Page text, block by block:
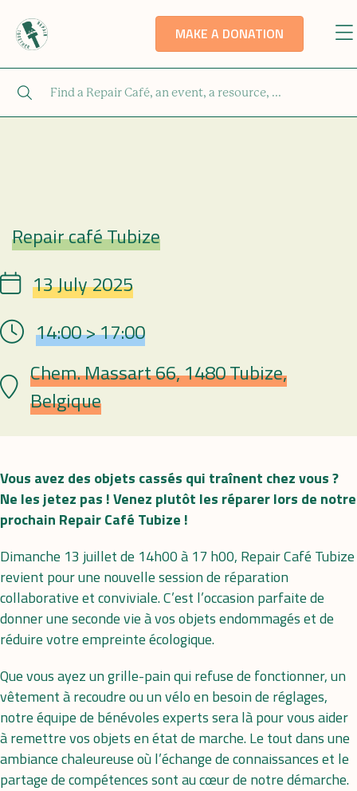
MAKE A DONATION
Repair Café
Repair café Tubize
Date 13 July 2025
Hour 14:00 > 17:00
Lieu Chem. Massart 66, 1480 Tubize,
Belgique
Vous avez des objets cassés qui traînent chez vous ?
Ne les jetez pas ! Venez plutôt les réparer lors de notre
prochain Repair Café Tubize !
Dimanche 13 juillet de 14h00 à 17 h00, Repair Café Tubize
revient pour une nouvelle session de réparation
collaborative et conviviale. C’est l’occasion parfaite de
donner une seconde vie à vos objets endommagés et de
réduire votre empreinte écologique.
Que vous ayez un grille-pain qui refuse de fonctionner, un
vêtement à recoudre ou un vélo en besoin de réglages,
notre équipe de bénévoles experts sera là pour vous aider
à remettre vos objets en état de marche. Le tout dans une
ambiance chaleureuse où l’échange de connaissances et le
partage de compétences sont au cœur de notre démarche.